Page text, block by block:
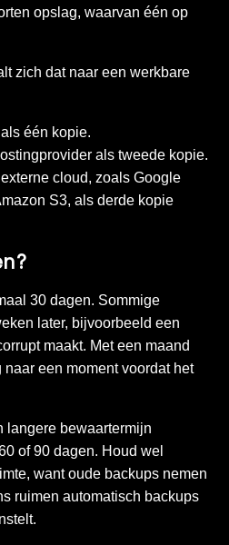
opslag, waarvan één op
zich dat naar een werkbare
één kopie.
als tweede kopie.
cloud, zoals Google
S3, als derde kopie
30 dagen. Sommige
later, bijvoorbeeld een
maakt. Met een maand
een moment voordat het
langere bewaartermijn
of 90 dagen. Houd wel
want oude backups nemen
ruimen automatisch backups